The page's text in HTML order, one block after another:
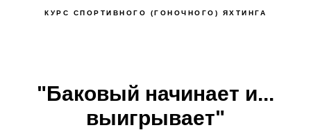
КУРС СПОРТИВНОГО (ГОНОЧНОГО) ЯХТИНГА
"Баковый начинает и...
выигрывает"